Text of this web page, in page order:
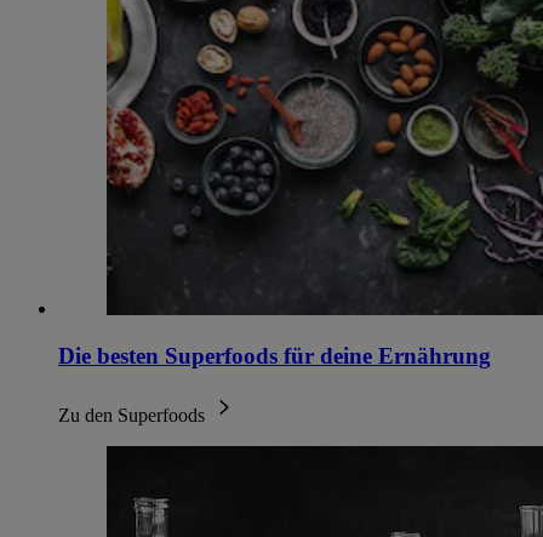
Die besten Superfoods für deine Ernährung
Zu den Superfoods